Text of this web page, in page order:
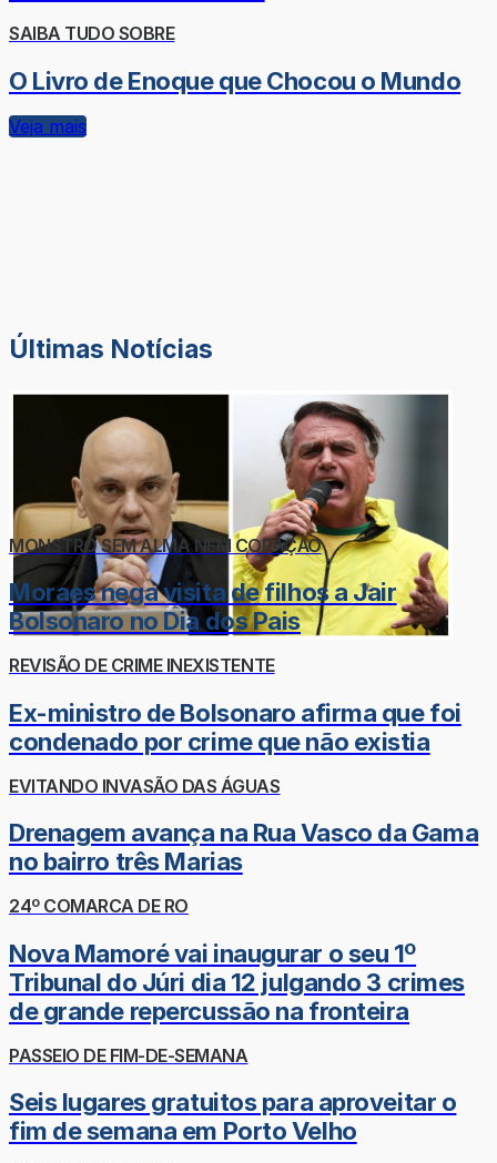
SAIBA TUDO SOBRE
O Livro de Enoque que Chocou o Mundo
Veja mais
Últimas Notícias
MONSTRO SEM ALMA NEM CORAÇÃO
Moraes nega visita de filhos a Jair
Bolsonaro no Dia dos Pais
REVISÃO DE CRIME INEXISTENTE
Ex-ministro de Bolsonaro afirma que foi
condenado por crime que não existia
EVITANDO INVASÃO DAS ÁGUAS
Drenagem avança na Rua Vasco da Gama
no bairro três Marias
24º COMARCA DE RO
Nova Mamoré vai inaugurar o seu 1º
Tribunal do Júri dia 12 julgando 3 crimes
de grande repercussão na fronteira
PASSEIO DE FIM-DE-SEMANA
Seis lugares gratuitos para aproveitar o
fim de semana em Porto Velho